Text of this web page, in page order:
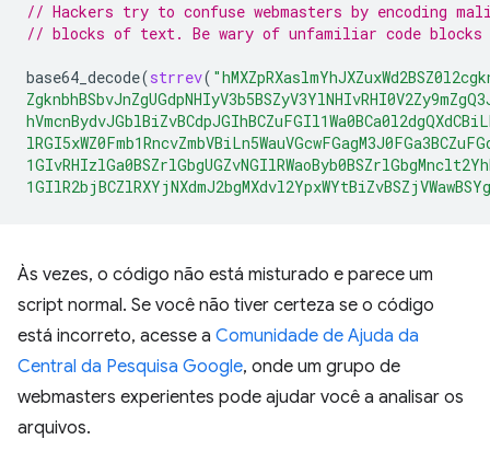
// Hackers try to confuse webmasters by encoding
// blocks of text. Be wary of unfamiliar code
base64_decode(strrev(
Às vezes, o código não está misturado e parece um
script normal. Se você não tiver certeza se o código
está incorreto, acesse a Comunidade de Ajuda da
Central da Pesquisa Google, onde um grupo de
webmasters experientes pode ajudar você a analisar os
arquivos.